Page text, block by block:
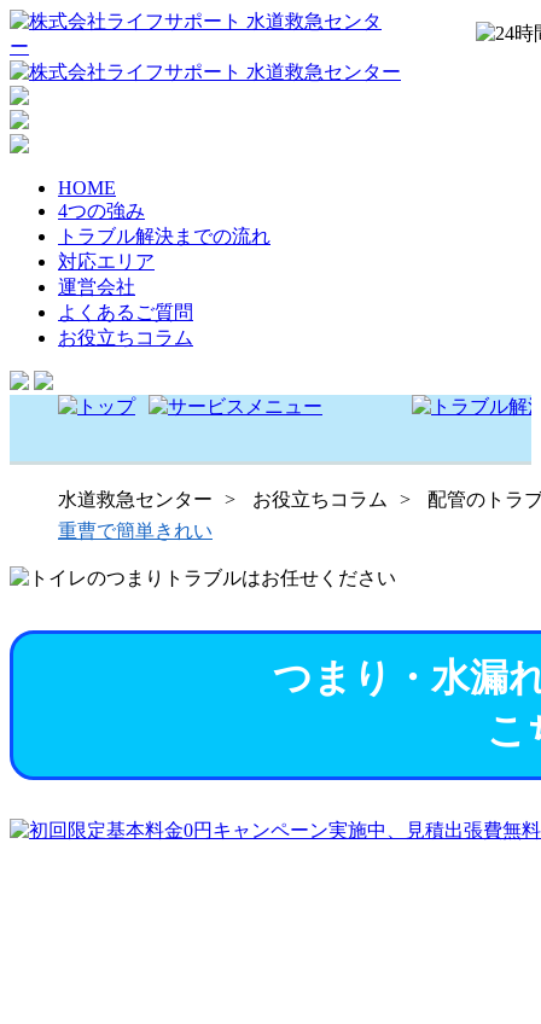
HOME
4つの強み
トラブル解決までの流れ
対応エリア
運営会社
よくあるご質問
お役立ちコラム
水道救急センター お役立ち コラム 配管のトラ
重曹で簡単きれい
つまり・水漏
こ